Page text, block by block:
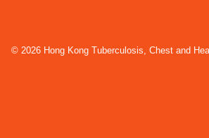
© 2026 Hong Kong Tuberculosis, Chest and